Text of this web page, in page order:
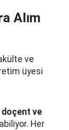
Alım
ve
üyesi
ve
Her